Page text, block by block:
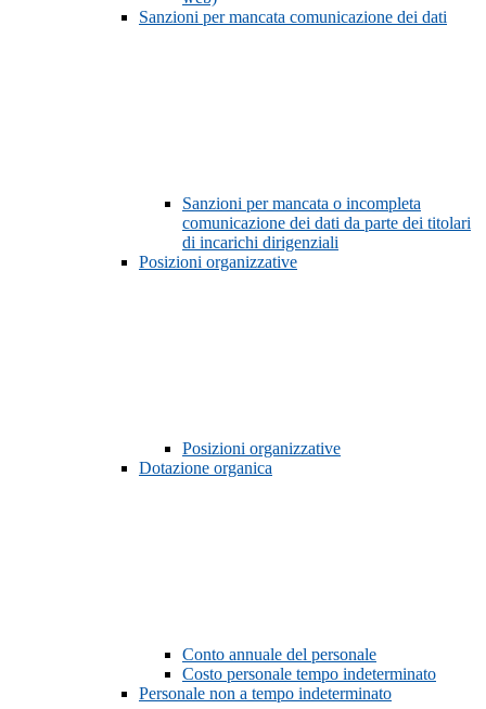
Sanzioni per mancata comunicazione dei dati
Sanzioni per mancata o incompleta
comunicazione dei dati da parte dei titolari
di incarichi dirigenziali
Posizioni organizzative
Posizioni organizzative
Dotazione organica
Conto annuale del personale
Costo personale tempo indeterminato
Personale non a tempo indeterminato